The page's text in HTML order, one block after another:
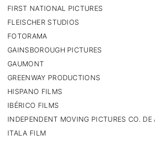
FIRST NATIONAL PICTURES
FLEISCHER STUDIOS
FOTORAMA
GAINSBOROUGH PICTURES
GAUMONT
GREENWAY PRODUCTIONS
HISPANO FILMS
IBÉRICO FILMS
INDEPENDENT MOVING PICTURES CO. DE
ITALA FILM